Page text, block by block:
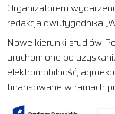
Organizatorem
redakcja dwutygodnika
Nowe kierunki studiów
uruchomione po
elektromobilność,
finansowane w ramach